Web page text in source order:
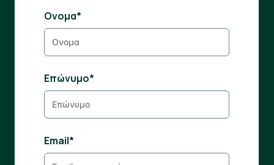
Ονομα*
Eπώνυμο*
Email*